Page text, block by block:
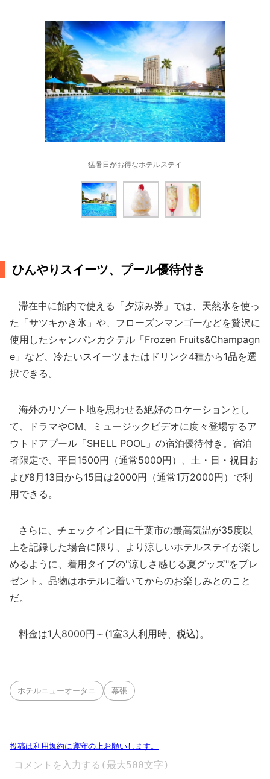
猛暑日がお得なホテルステイ
ひんやりスイーツ、プール優待付き
滞在中に館内で使える「夕涼み券」では、天然氷を使っ
た「サツキかき氷」や、フローズンマンゴーなどを贅沢に
使用したシャンパンカクテル「Frozen Fruits&Champagn
e」など、冷たいスイーツまたはドリンク4種から1品を選
択できる。
海外のリゾート地を思わせる絶好のロケーションとし
て、ドラマやCM、ミュージックビデオに度々登場するア
ウトドアプール「SHELL POOL」の宿泊優待付き。宿泊
者限定で、平日1500円（通常5000円）、土・日・祝日お
よび8月13日から15日は2000円（通常1万2000円）で利
用できる。
さらに、チェックイン日に千葉市の最高気温が35度以
上を記録した場合に限り、より涼しいホテルステイが楽し
めるように、着用タイプの"涼しさ感じる夏グッズ"をプレ
ゼント。品物はホテルに着いてからのお楽しみとのこと
だ。
料金は1人8000円～(1室3人利用時、税込)。
ホテルニューオータニ 幕張